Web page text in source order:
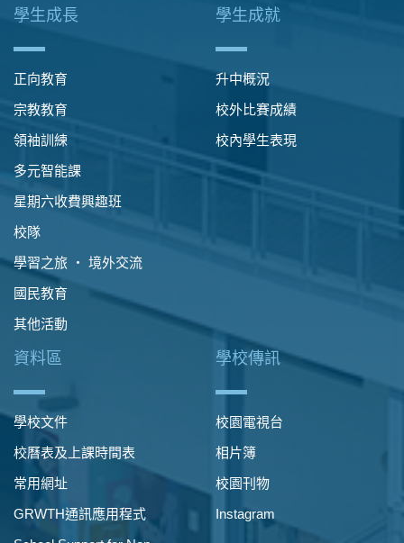
學生成長
正向教育
宗教教育
領袖訓練
多元智能課
星期六收費興趣班
校隊
學習之旅 ‧ 境外交流
國民教育
其他活動
學生成就
升中概況
校外比賽成績
校內學生表現
資料區
學校文件
校曆表及上課時間表
常用網址
GRWTH通訊應用程式
學校傳訊
校園電視台
相片簿
校園刊物
Instagram